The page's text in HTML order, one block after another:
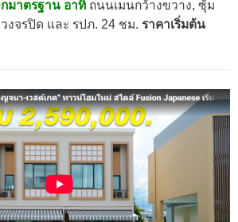
มาตรฐาน อาทิ ถนนเมนกว้างขวาง, ซุ้ม
งจรปิด และ รปภ. 24 ชม. ราคาเริ่มต้น